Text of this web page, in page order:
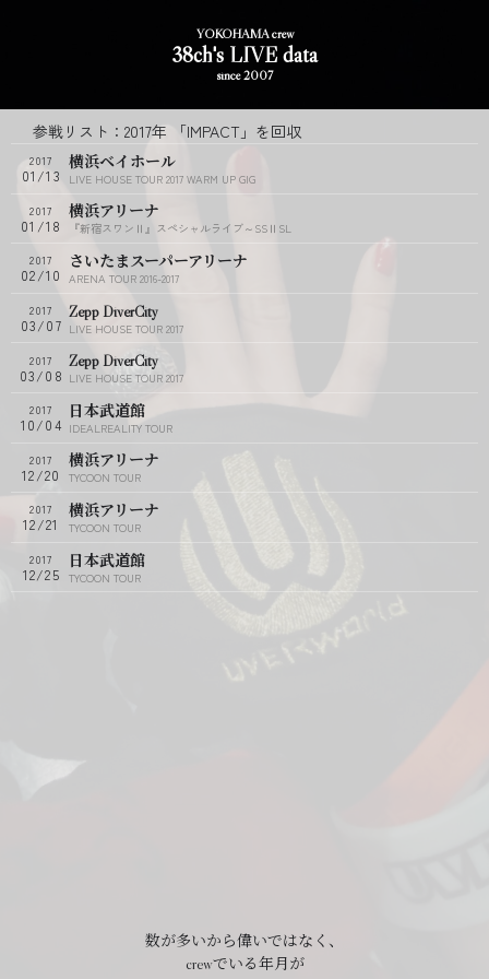
YOKOHAMA crew
38ch's LIVE data
since 2007
参戦リスト 2017年 「IMPACT」を回収
2017
01/13
横浜ベイホール
LIVE HOUSE TOUR 2017 WARM UP GIG
2017
01/18
横浜アリーナ
『新宿スワンⅡ』スペシャルライブ～SSⅡSL
2017
02/10
さいたまスーパーアリーナ
ARENA TOUR 2016-2017
2017
03/07
Zepp DiverCity
LIVE HOUSE TOUR 2017
2017
03/08
Zepp DiverCity
LIVE HOUSE TOUR 2017
2017
10/04
日本武道館
IDEALREALITY TOUR
2017
12/20
横浜アリーナ
TYCOON TOUR
2017
12/21
横浜アリーナ
TYCOON TOUR
2017
12/25
日本武道館
TYCOON TOUR
数が多いから偉いではなく、
crewでいる年月が